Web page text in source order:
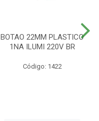
BOTAO 22MM PLASTICO
1NA ILUMI 220V BR
Código: 1422